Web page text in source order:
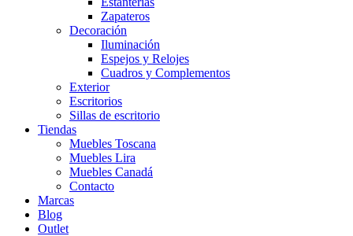
Zapateros
Decoración
Iluminación
Espejos y Relojes
Cuadros y Complementos
Exterior
Escritorios
Sillas de escritorio
Tiendas
Muebles Toscana
Muebles Lira
Muebles Canadá
Contacto
Marcas
Blog
Outlet